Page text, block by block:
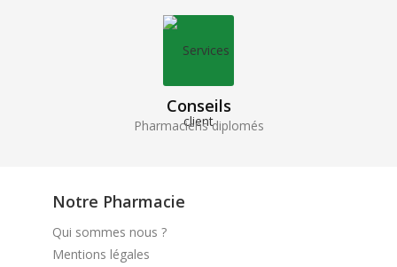
Conseils
Pharmaciens diplomés
Notre Pharmacie
Qui sommes nous ?
Mentions légales